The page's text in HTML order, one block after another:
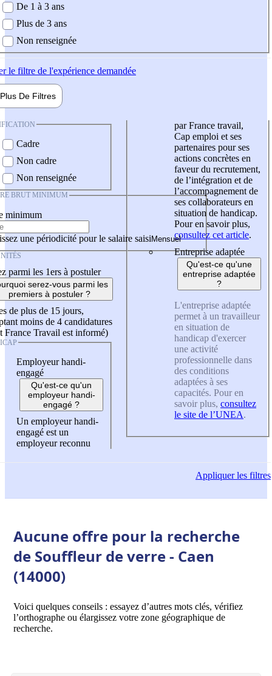
De 1 à 3 ans
Plus de 3 ans
Non renseignée
le filtre de l'expérience demandée
Plus De Filtres
Cadre
Non cadre
Non renseignée
BRUT MINIMUM
minimum
une périodicité pour le salaire saisi
parmi les 1ers à postuler
serez-vous parmi les
premiers à postuler ?
de plus de 15 jours,
moins de 4 candidatures
France Travail est informé)
Employeur handi-
engagé
Qu'est-ce qu'un
employeur handi-
engagé ?
Un employeur handi-
engagé est un
employeur reconnu
par France travail,
Cap emploi et ses
partenaires pour ses
actions concrètes en
faveur du recrutement,
de l’intégration et de
l’accompagnement de
ses collaborateurs en
situation de handicap.
Pour en savoir plus,
consultez cet article.
Entreprise adaptée
Qu'est-ce qu'une
entreprise adaptée
?
L'entreprise adaptée
permet à un travailleur
en situation de
handicap d'exercer
une activité
professionnelle dans
des conditions
adaptées à ses
capacités. Pour en
savoir plus, consultez
le site de l’UNEA.
Appliquerles filtres
Aucune offre pour la recherche
de Souffleur de verre - Caen
(14000)
Voici quelques conseils : essayez d’autres mots clés, vérifiez
l’orthographe ou élargissez votre zone géographique de
recherche.